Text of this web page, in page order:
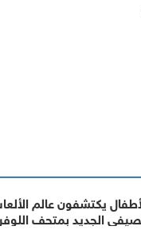
يكتشفون عالم
الجديد بمتحف